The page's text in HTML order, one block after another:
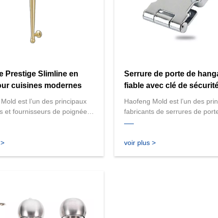
Prestige Slimline en
cuisines modernes
est l’un des principaux
et fournisseurs de poignées
haute qualité en Chine.
élégantes et durables, y
en matière de conception
Contactez-nous
Serrure de porte de
fiable avec clé de
Haofeng Mold est l’un des
fabricants de serrures de
hangar fiables avec clé de
qualité supérieure conçues
voir plus >